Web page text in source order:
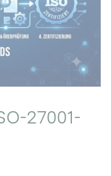
27001-